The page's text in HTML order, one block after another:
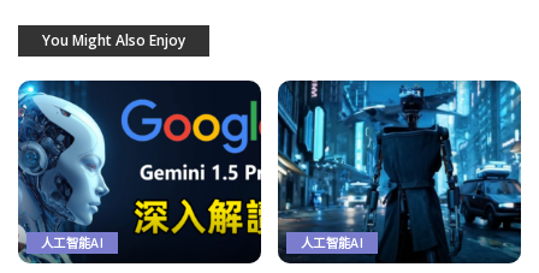
You Might Also Enjoy
人工智能AI 人工智能AI